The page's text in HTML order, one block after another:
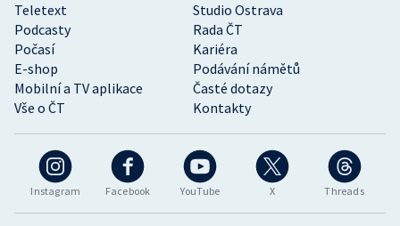
Instagram Facebook YouTube X Threads
Teletext
Studio Ostrava
Podcasty
Rada ČT
Počasí
Kariéra
E-shop
Podávání námětů
Mobilní a TV aplikace
Časté dotazy
Vše o ČT
Kontakty